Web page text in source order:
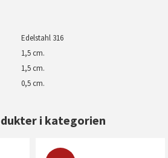
Edelstahl 316
1,5 cm.
1,5 cm.
0,5 cm.
i kategorien